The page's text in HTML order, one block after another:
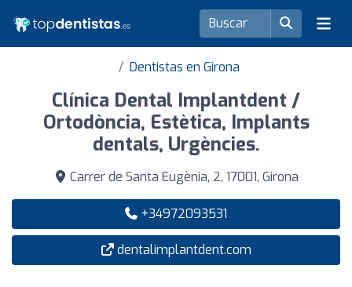
Dentistas en Girona
Clínica Dental Implantdent /
Ortodòncia, Estètica, Implants
dentals, Urgències.
Carrer de Santa Eugènia, 2, 17001, Girona
+34972093531
dentalimplantdent.com